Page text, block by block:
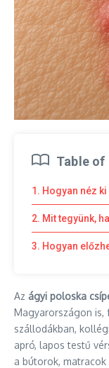
Table of
1. Hogyan néz
2. Mit tegyünk,
3. Hogyan
Az ágyi poloska
Magyarországon
szállodákban,
apró, lapos testű
a bútorok,